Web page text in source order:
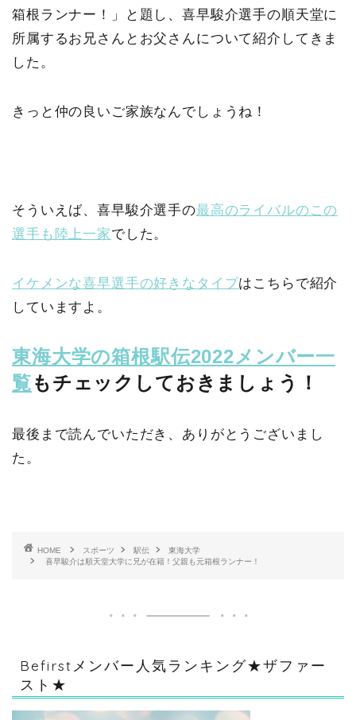
箱根ランナー！」と題し、喜早駿介選手の順天堂に
所属するお兄さんとお父さんについて紹介してきま
した。
きっと仲の良いご家族なんでしょうね！
そういえば、喜早駿介選手の最高のライバルのこの
選手も陸上一家でした。
イケメンな喜早選手の好きなタイプはこちらで紹介
していますよ。
東海大学の箱根駅伝2022メンバー一
覧もチェックしておきましょう！
最後まで読んでいただき、ありがとうございまし
た。
HOME スポーツ 駅伝
東海大学
喜早駿介は順天堂大学に兄が在籍！父親も元箱根ランナー！
Befirstメンバー人気ランキング★ザファー
スト★